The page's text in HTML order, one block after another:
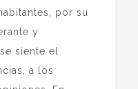
por su
y
siente el
a los